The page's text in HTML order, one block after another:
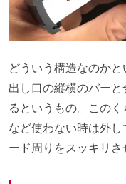
どういう構造なのか
出し口の縦横のバー
るというもの。この
など使わない時は外
ード周りをスッキリさ